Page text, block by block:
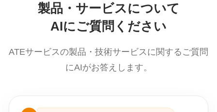
製品・サービスについて
AIにご質問ください
ATEサービスの製品・技術サービスに関するご質問
にAIがお答えします。